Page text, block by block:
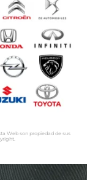
Web son propiedad de sus